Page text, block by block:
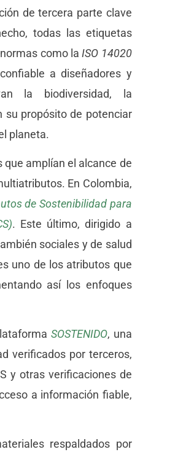
de tercera parte clave
todas las etiquetas
como laISO 14020
a diseñadores y
la biodiversidad, la
su propósito de potenciar
planeta.
que amplían el alcance de
En Colombia,
de Sostenibilidad para
. Este último, dirigido a
sociales y de salud
uno de los atributos que
así los enfoques
SOSTENIDO, una
verificados por terceros,
y otras verificaciones de
a información fiable,
respaldados por